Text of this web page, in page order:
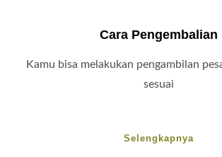
Cara Pengembalian
Kamu bisa melakukan pengambilan
sesuai
Selengkapnya